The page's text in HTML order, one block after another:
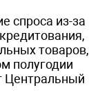
спроса из-за
товаров,
полугодии
Центральный